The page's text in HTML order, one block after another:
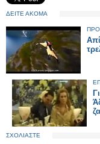
ΔΕΙΤΕ ΑΚΟΜΑ
ΣΧΟΛΙΑΣΤΕ